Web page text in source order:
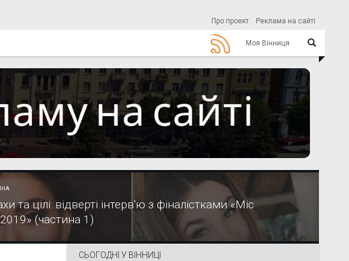
Про проект Реклама на сайті
Моя Вінниця
та цілі: відверті інтерв'ю з фіналістками «Міс
(частина 1)
СЬОГОДНІ У ВІННИЦІ